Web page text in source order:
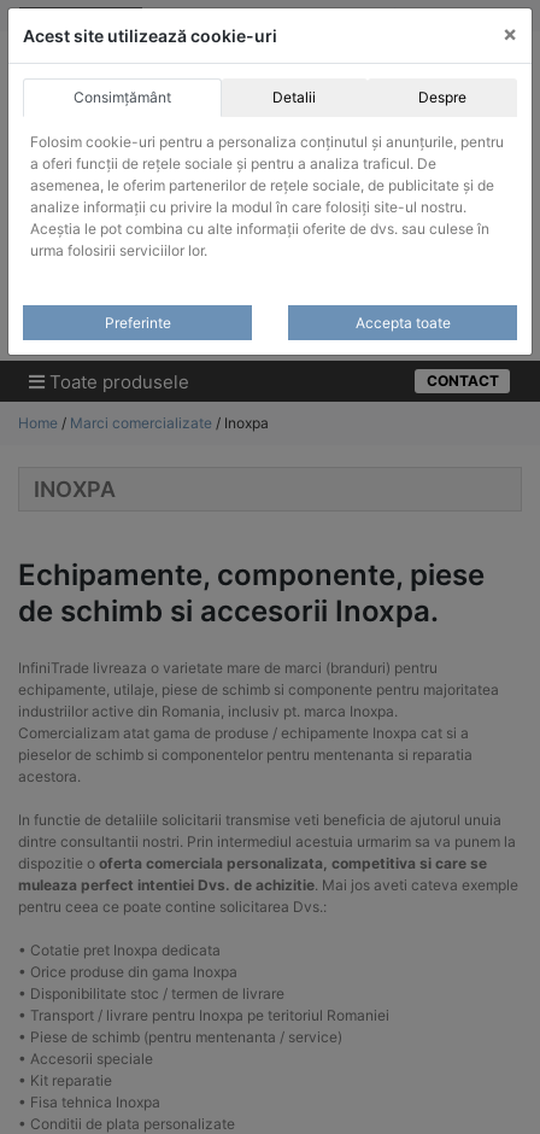
Skip
ACHIZITII PUBLICE
Produsele pot fi achizitionate si in sistemul SEAP / SICAP
Products
Toate produsele CONTACT
Home / Marci comercializate / Inoxpa
INOXPA
Echipamente, componente, piese
de schimb si accesorii Inoxpa.
InfiniTrade livreaza o varietate mare de marci (branduri) pentru
echipamente, utilaje, piese de schimb si componente pentru majoritatea
industriilor active din Romania, inclusiv pt. marca Inoxpa.
Comercializam atat gama de produse / echipamente Inoxpa cat si a
pieselor de schimb si componentelor pentru mentenanta si reparatia
acestora.
In functie de detaliile solicitarii transmise veti beneficia de ajutorul unuia
dintre consultantii nostri. Prin intermediul acestuia urmarim sa va punem la
dispozitie o oferta comerciala personalizata, competitiva si care se
muleaza perfect intentiei Dvs. de achizitie . Mai jos aveti cateva exemple
pentru ceea ce poate contine solicitarea Dvs.:
• Cotatie pret Inoxpa dedicata
• Orice produse din gama Inoxpa
• Disponibilitate stoc / termen de livrare
• Transport / livrare pentru Inoxpa pe teritoriul Romaniei
• Piese de schimb (pentru mentenanta / service)
• Accesorii speciale
• Kit reparatie
• Fisa tehnica Inoxpa
• Conditii de plata personalizate
Acest site utilizează cookie-uri ×
Consimțământ Detalii Despre
Folosim cookie-uri pentru a personaliza conținutul și anunțurile, pentru
a oferi funcții de rețele sociale și pentru a analiza traficul. De
asemenea, le oferim partenerilor de rețele sociale, de publicitate și de
analize informații cu privire la modul în care folosiți site-ul nostru.
Aceștia le pot combina cu alte informații oferite de dvs. sau culese în
urma folosirii serviciilor lor.
Preferinte Accepta toate